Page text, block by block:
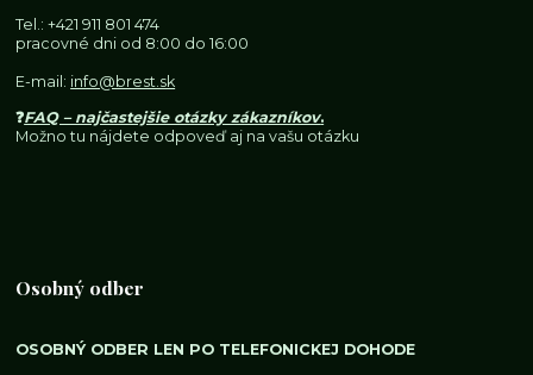
Tel.:+421 911 801 474
pracovné dni od 8:00 do 16:00
E-mail: info@brest.sk
❓FAQ – najčastejšie otázky zákazníkov.
Možno tu nájdete odpoveď aj na vašu otázku
Osobný odber
OSOBNÝ ODBER LEN PO TELEFONICKEJ DOHODE